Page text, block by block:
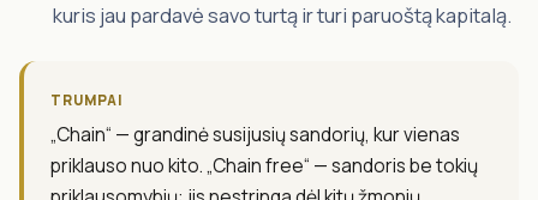
kuris jau pardavė savo turtą ir turi paruoštą kapitalą.
TRUMPAI
„Chain“ — grandinė susijusių sandorių, kur vienas
priklauso nuo kito. „Chain free“ — sandoris be tokių